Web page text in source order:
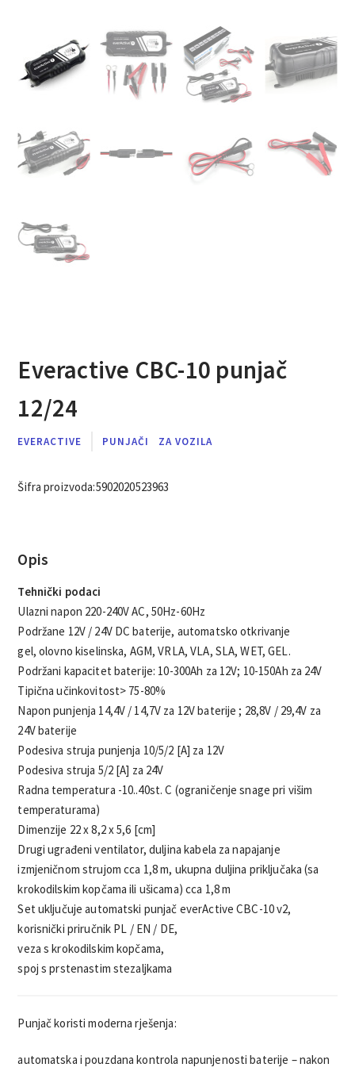
Everactive CBC-10 punjač
12/24
EVERACTIVE PUNJAČI ZA VOZILA
Šifra proizvoda:5902020523963
Opis
Tehnički podaci
Ulazni napon 220-240V AC, 50Hz-60Hz
Podržane 12V / 24V DC baterije, automatsko otkrivanje
gel, olovno kiselinska, AGM, VRLA, VLA, SLA, WET, GEL.
Podržani kapacitet baterije: 10-300Ah za 12V; 10-150Ah za 24V
Tipična učinkovitost> 75-80%
Napon punjenja 14,4V / 14,7V za 12V baterije ; 28,8V / 29,4V za
24V baterije
Podesiva struja punjenja 10/5/2 [A] za 12V
Podesiva struja 5/2 [A] za 24V
Radna temperatura -10..40st. C (ograničenje snage pri višim
temperaturama)
Dimenzije 22 x 8,2 x 5,6 [cm]
Drugi ugrađeni ventilator, duljina kabela za napajanje
izmjeničnom strujom cca 1,8 m, ukupna duljina priključaka (sa
krokodilskim kopčama ili ušicama) cca 1,8 m
Set uključuje automatski punjač everActive CBC-10 v2,
korisnički priručnik PL / EN / DE,
veza s krokodilskim kopčama,
spoj s prstenastim stezaljkama
Punjač koristi moderna rješenja:
automatska i pouzdana kontrola napunjenosti baterije – nakon